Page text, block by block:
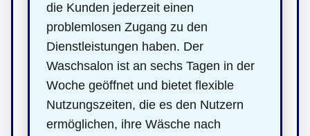
die Kunden jederzeit einen
problemlosen Zugang zu den
Dienstleistungen haben. Der
Waschsalon ist an sechs Tagen in der
Woche geöffnet und bietet flexible
Nutzungszeiten, die es den Nutzern
ermöglichen, ihre Wäsche nach